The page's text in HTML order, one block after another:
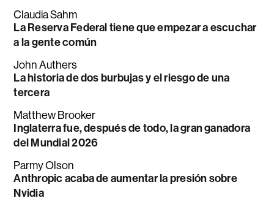
Claudia Sahm
La Reserva Federal tiene que empezar a escuchar
a la gente común
John Authers
La historia de dos burbujas y el riesgo de una
tercera
Matthew Brooker
Inglaterra fue, después de todo, la gran ganadora
del Mundial 2026
Parmy Olson
Anthropic acaba de aumentar la presión sobre
Nvidia